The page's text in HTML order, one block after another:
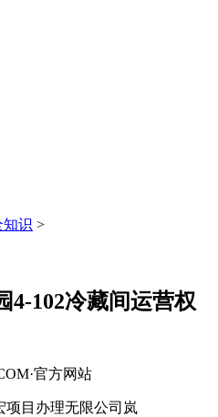
知识 >
4-102冷藏间运营权
官方网站
目办理无限公司岚